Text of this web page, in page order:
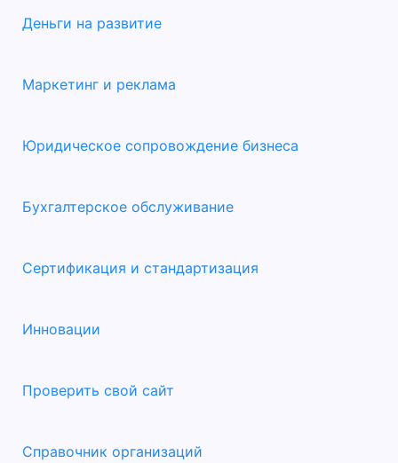
Деньги на развитие
Маркетинг и реклама
Юридическое сопровождение бизнеса
Бухгалтерское обслуживание
Сертификация и стандартизация
Инновации
Проверить свой сайт
Справочник организаций